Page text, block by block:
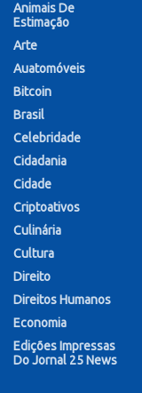
Animais De
Estimação
Arte
Auatomóveis
Bitcoin
Brasil
Celebridade
Cidadania
Cidade
Criptoativos
Culinária
Cultura
Direito
Direitos Humanos
Economia
Edições Impressas
Do Jornal 25 News